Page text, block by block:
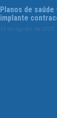
Planos de
implante
13 de agosto de 2025